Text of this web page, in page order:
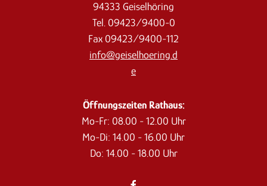
94333 Geiselhöring
Tel. 09423/9400-0
Fax 09423/9400-112
info@geiselhoering.d
e
Öffnungszeiten Rathaus:
Mo-Fr: 08.00 - 12.00 Uhr
Mo-Di: 14.00 - 16.00 Uhr
Do: 14.00 - 18.00 Uhr